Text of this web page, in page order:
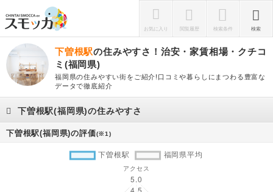
お気に入り 閲覧履歴 検索条件 検索
下曽根駅の住みやすさ！治安・家賃相場・クチコ
ミ(福岡県)
福岡県の住みやすい街をご紹介!口コミや暮らしにまつわる豊富な
データで徹底紹介
下曽根駅(福岡県)の住みやすさ
下曽根駅(福岡県)の評価(※1)